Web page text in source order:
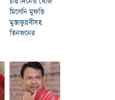
মিলেনি মুফতি
মুস্তাকুন্নবীসহ
তিনজনের